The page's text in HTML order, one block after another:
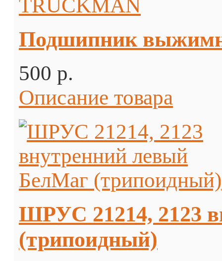
Подшипник
500 p.
Описание товара
ШРУС 21214, 2123
(трипоидный)